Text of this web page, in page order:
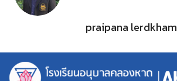
praipana lerdkham